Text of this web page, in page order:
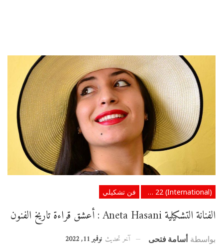
Arab 22 (International) فن تشكيلي
الفنانة التشكيلية Aneta Hasani : أعشق قراءة تاريخ الفنون
بواسطة أسامة فتحى آخر تحديث نوفمبر 11, 2022